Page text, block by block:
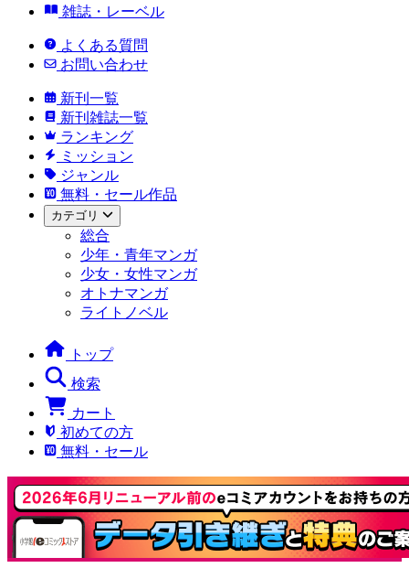
雑誌・レーベル
よくある質問
お問い合わせ
新刊一覧
新刊雑誌一覧
ランキング
ミッション
ジャンル
無料・セール作品
カテゴリ
総合
少年・青年マンガ
少女・女性マンガ
オトナマンガ
ライトノベル
トップ
検索
カート
初めての方
無料・セール